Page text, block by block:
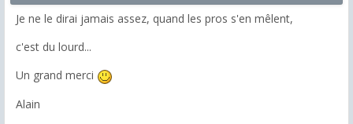
Je ne le dirai jamais assez, quand les pros s'en mêlent,
c'est du lourd...
Un grand merci
Alain